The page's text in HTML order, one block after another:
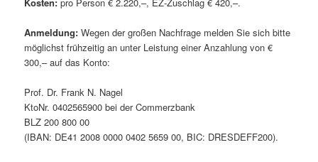
Anmeldung:Wegen der großen Nachfrage melden Sie sich bitte
möglichst frühzeitig an unter Leistung einer Anzahlung von €
300,– auf das Konto:
Prof. Dr. Frank N. Nagel
KtoNr. 0402565900 bei der Commerzbank
BLZ 200 800 00
(IBAN: DE41 2008 0000 0402 5659 00, BIC: DRESDEFF200).